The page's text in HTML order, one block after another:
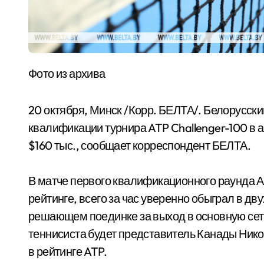
Фото из архива
20 октября, Минск /Корр. БЕЛТА/.
квалификации турнира ATP Challenger-100
$160 тыс., сообщает корреспондент БЕЛТА.
В матче первого квалификационного
рейтинге, всего за час уверенно обыграл в
решающем поединке за выход в основную
теннисиста будет представитель Канады
в рейтинге ATP.